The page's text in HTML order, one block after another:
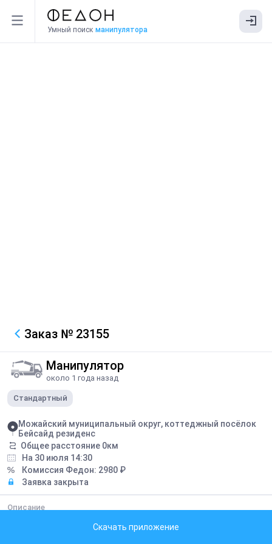
Умный поиск манипулятора
Заказ № 23155
Манипулятор
около 1 года назад
Стандартный
Можайский муниципальный округ, коттеджный посёлок
Бейсайд резиденс
Общее расстояние 0км
На 30 июля 14:30
Комиссия Федон: 2980 ₽
Заявка закрыта
Описание
Скачать приложение